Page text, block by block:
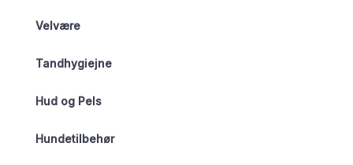
Velvære
Tandhygiejne
Hud og Pels
Hundetilbehør